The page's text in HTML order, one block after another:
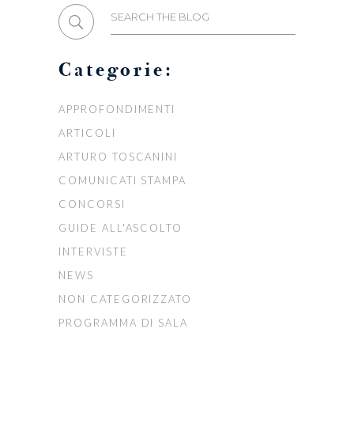
Search
for:
Categorie:
APPROFONDIMENTI
ARTICOLI
ARTURO TOSCANINI
COMUNICATI STAMPA
CONCORSI
GUIDE ALL'ASCOLTO
INTERVISTE
NEWS
NON CATEGORIZZATO
PROGRAMMA DI SALA